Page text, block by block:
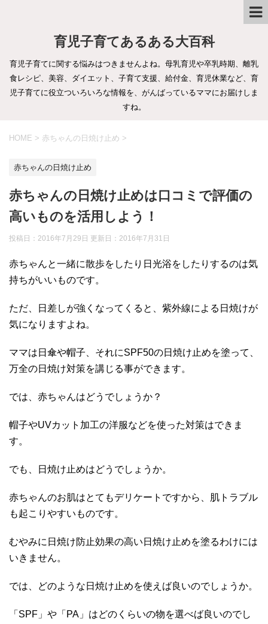
育児子育てあるある大百科
育児子育てに関する悩みはつきませんよね。母乳育児や卒乳時期、離乳
食レシピ、美容、ダイエット、子育て支援、給付金、育児休業など、育
児子育てに役立ついろいろな情報を、がんばっているママにお届けしま
すね。
HOME > 赤ちゃんの日焼け止め >
赤ちゃんの日焼け止め
赤ちゃんの日焼け止めは口コミで評価の
高いものを活用しよう！
投稿日：2016年7月29日 更新日： 2016年7月31日
赤ちゃんと一緒に散歩をしたり日光浴をしたりするのは気
持ちがいいものです。
ただ、日差しが強くなってくると、紫外線による日焼けが
気になりますよね。
ママは日傘や帽子、それにSPF50の日焼け止めを塗って、
万全の日焼け対策を講じる事ができます。
では、赤ちゃんはどうでしょうか？
帽子やUVカット加工の洋服などを使った対策はできま
す。
でも、日焼け止めはどうでしょうか。
赤ちゃんのお肌はとてもデリケートですから、肌トラブル
も起こりやすいものです。
むやみに日焼け防止効果の高い日焼け止めを塗るわけには
いきません。
では、どのような日焼け止めを使えば良いのでしょうか。
「SPF」や「PA」はどのくらいの物を選べば良いのでし